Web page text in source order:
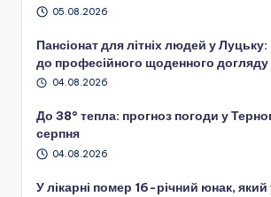
05.08.2026
Пансіонат для літніх людей у
до професійного щоденного догляду
04.08.2026
До 38° тепла: прогноз погоди у
серпня
04.08.2026
У лікарні помер 16-річний юнак,